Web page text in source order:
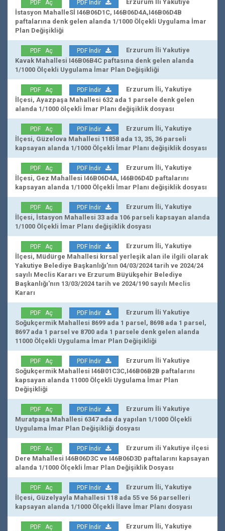
PDF Aç PDF İndir
Erzurum İli Yakutiye
İstasyon MahalleSİ I46B06D1C, I46B06D4A,I46B06D4B
paftalarına denk gelen alanda 1/1000 Ölçekli Uygulama İmar
Plan Değişikliği
PDF Aç PDF İndir
Erzurum İli Yakutiye
Kavak Mahallesi I46B06B4C paftasına denk gelen alanda
1/1000 Ölçekli Uygulama İmar Plan Değişikliği
PDF Aç PDF İndir
Erzurum İli, Yakutiye
İlçesi, Ayazpaşa Mahallesi 632 ada 1 parsele denk gelen
alanda 1/1000 ölçekli İmar Planı değişiklik dosyası
PDF Aç PDF İndir
Erzurum İli, Yakutiye
İlçesi, Güzelova Mahallesi 11858 ada 13, 35, 36 parseli
kapsayan alanda 1/1000 Ölçekli İmar Planı değişiklik dosyası
PDF Aç PDF İndir
Erzurum İli, Yakutiye
İlçesi, Gez Mahallesi I46B06D4A, I46B06D4D paftalarını
kapsayan alanda 1/1000 Ölçekli İmar Planı değişiklik dosyası
PDF Aç PDF İndir
Erzurum İli, Yakutiye
İlçesi, İstasyon Mahallesi 33 ada 106 parseli kapsayan alanda
1/1000 Ölçekli İmar Planı değişiklik dosyası
PDF Aç PDF İndir
Erzurum İli, Yakutiye
İlçesi, Müdürge Mahallesi kırsal yerleşik alan ile ilgili olarak
Yakutiye Belediye Başkanlığı'nın 04/03/2024 tarih ve 2024/24
sayılı Meclis Kararı ve Erzurum Büyükşehir Belediye
Başkanlığı'nın 13/03/2024 tarih ve 2024/190 sayılı Meclis
Kararı
PDF Aç PDF İndir
Erzurum İli Yakutiye
Soğukçermik Mahallesi 8699 ada 1 parsel, 8698 ada 1 parsel,
8697 ada 1 parsel ve 8700 ada 1 parsele denk gelen alanda
11000 Ölçekli Uygulama İmar Plan Değişikliği
PDF Aç PDF İndir
Erzurum İli Yakutiye
Soğukçermik Mahallesi I46B01C3C,I46B06B2B paftalarını
kapsayan alanda 11000 Ölçekli Uygulama İmar Plan
Değişikliği
PDF Aç PDF İndir
Erzurum İli Yakutiye
Muratpaşa Mahallesi 6347 ada da yapılan 1/1000 Ölçekli
Uygulama İmar Plan Değişikliği dosyası
PDF Aç PDF İndir
Erzurum ili Yakutiye ilçesi
Dere Mahallesi I46B06D3C ve I46B06D3D paftalarını kapsayan
alanda 1/1000 Ölçekli İmar Plan Değişiklik Dosyası
PDF Aç PDF İndir
Erzurum İli, Yakutiye
İlçesi, Güzelyayla Mahallesi 118 ada 55 ve 56 parselleri
kapsayan alanda 1/1000 Ölçekli İlave İmar Planı dosyası
PDF Aç PDF İndir
Erzurum İli, Yakutiye